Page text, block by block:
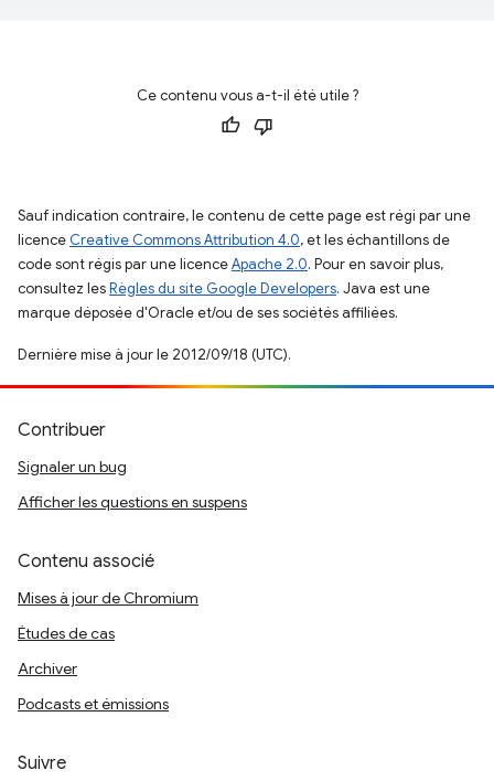
Ce contenu vous a-t-il été utile ?
Sauf indication contraire, le contenu de cette page est régi par une
licence Creative Commons Attribution 4.0, et les échantillons de
code sont régis par une licenceApache 2.0. Pour en savoir plus,
consultez lesRègles du site Google Developers. Java est une
marque déposée d'Oracle et/ou de ses sociétés affiliées.
Dernière mise à jour le 2012/09/18 (UTC).
Contribuer
Signaler un bug
Afficher les questions en suspens
Contenu associé
Mises à jour de Chromium
Études de cas
Archiver
Podcasts et émissions
Suivre